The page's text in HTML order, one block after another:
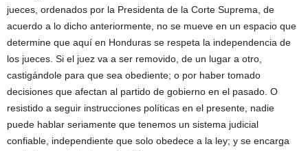
jueces, ordenados por la Presidenta de la Corte Suprema, de
acuerdo a lo dicho anteriormente, no se mueve en un espacio que
determine que aquí en Honduras se respeta la independencia de
los jueces. Si el juez va a ser removido, de un lugar a otro,
castigándole para que sea obediente; o por haber tomado
decisiones que afectan al partido de gobierno en el pasado. O
resistido a seguir instrucciones políticas en el presente, nadie
puede hablar seriamente que tenemos un sistema judicial
confiable, independiente que solo obedece a la ley; y se encarga